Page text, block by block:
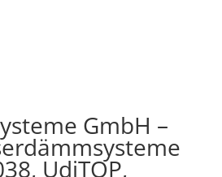
GmbH –
UdiTOP,